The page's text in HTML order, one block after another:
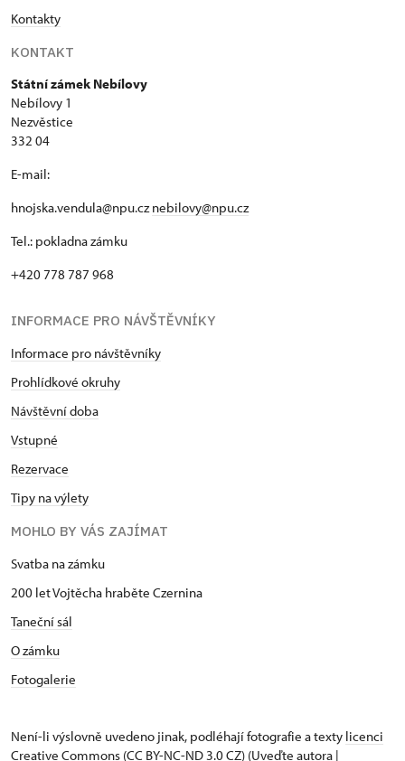
Kontakty
KONTAKT
Státní zámek Nebílovy
Nebílovy 1
Nezvěstice
332 04
E-mail:
hnojska.vendula@npu.cznebilovy@npu.cz
Tel.: pokladna zámku
+420 778 787 968
INFORMACE PRO NÁVŠTĚVNÍKY
Informace pro návštěvníky
Prohlídkové okruhy
Návštěvní doba
Vstupné
Rezervace
Tipy na výlety
MOHLO BY VÁS ZAJÍMAT
Svatba na zámku
200 let Vojtěcha hraběte Czernina
Taneční sál
O zámku
Fotogalerie
Není-li výslovně uvedeno jinak, podléhají fotografie a texty licenci
Creative Commons (CC BY-NC-ND 3.0 CZ) (Uveďte autora |